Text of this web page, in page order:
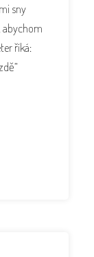
sny
abychom
říká: